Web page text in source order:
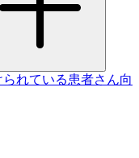
れている患者さん向